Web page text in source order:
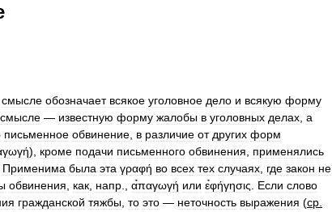
смысле обозначает всякое уголовное дело и всякую форму
смысле — известную форму жалобы в уголовных делах а
письменное обвинение в различие от других форм
), кроме подачи письменного обвинения
применялись
Применима была эта γραφή во всех тех случаях где закон не
обвинения как напр α̉παγωγή или ε̉φήγησις Если слово
гражданской тяжбы то это — неточность выражения (ср